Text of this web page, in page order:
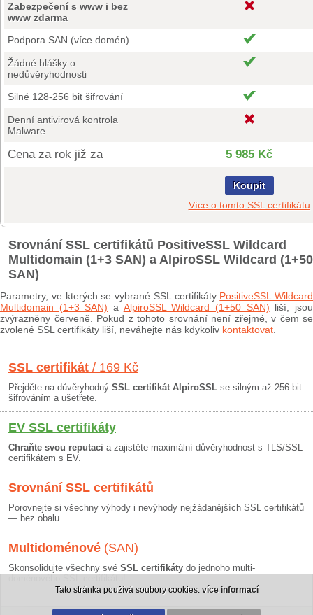
Zabezpečení s www i bez
www zdarma
Podpora SAN (více domén)
Žádné hlášky o
nedůvěryhodnosti
Silné 128-256 bit šifrování
Denní antivirová kontrola
Malware
Cena za rok již za 5 985 Kč
Koupit
Více o tomto SSL certifikátu
Srovnání SSL certifikátů PositiveSSL Wildcard
Multidomain (1+3 SAN) a AlpiroSSL Wildcard (1+50
SAN)
Parametry, ve kterých se vybrané SSL certifikáty PositiveSSL Wildcard
Multidomain (1+3 SAN) a AlpiroSSL Wildcard (1+50 SAN) liší, jsou
zvýrazněny červeně. Pokud z tohoto srovnání není zřejmé, v čem se
zvolené SSL certifikáty liší, neváhejte nás kdykoliv kontaktovat
SSL certifikát / 169 Kč
Přejděte na důvěryhodný SSL certifikát AlpiroSSL se silným až 256-bit
šifrováním a ušetřete.
EV SSL certifikáty
Chraňte svou reputaci a zajistěte maximální důvěryhodnost s TLS/SSL
certifikátem s EV.
Srovnání SSL certifikátů
Porovnejte si všechny výhody i nevýhody nejžádanějších SSL certifikátů
— bez obalu.
Multidoménové (SAN)
Skonsolidujte všechny své SSL certifikáty do jednoho multi-
Tato stránka používá soubory cookies. více informací